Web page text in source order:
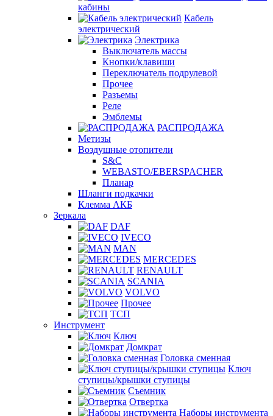
кабины
Кабель
электрический
Электрика
Выключатель массы
Кнопки/клавиши
Переключатель подрулевой
Прочее
Разъемы
Реле
Эмблемы
РАСПРОДАЖА
Метизы
Воздушные отопители
S&C
WEBASTO/EBERSPACHER
Планар
Шланги подкачки
Клемма АКБ
Зеркала
DAF
IVECO
MAN
MERCEDES
RENAULT
SCANIA
VOLVO
Прочее
ТСП
Инструмент
Ключ
Домкрат
Головка сменная
Ключ
ступицы/крышки ступицы
Съемник
Отвертка
Наборы инструмента